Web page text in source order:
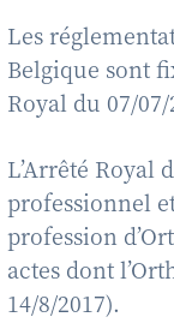
Les
Belgique sont
Royal du 07/
L’Arrêté
professionnel
profession
actes dont
14/8/2017).